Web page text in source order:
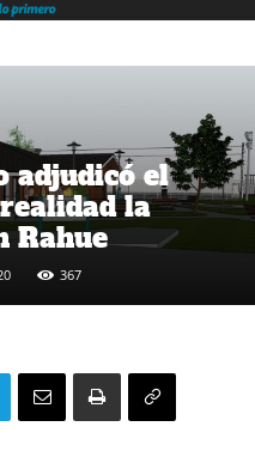
adjudicó el
la
Rahue
367